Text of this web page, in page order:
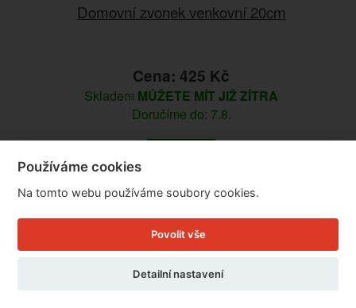
Domovní zvonek venkovní 20cm
Cena: 425 Kč
Skladem MŮŽETE MÍT JIŽ ZÍTRA
Doručíme do: 7.8.
Používáme cookies
Na tomto webu používáme soubory cookies.
Povolit vše
Detailní nastavení